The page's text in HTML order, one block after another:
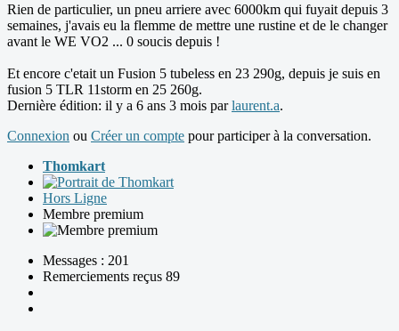
Rien de particulier, un pneu arriere avec 6000km qui fuyait depuis 3
semaines, j'avais eu la flemme de mettre une rustine et de le changer
avant le WE VO2 ... 0 soucis depuis !
Et encore c'etait un Fusion 5 tubeless en 23 290g, depuis je suis en
fusion 5 TLR 11storm en 25 260g.
Dernière édition: il y a 6 ans 3 mois parlaurent.a.
Connexion ou Créer un compte pour participer à la conversation.
Thomkart
Hors Ligne
Membre premium
Messages : 201
Remerciements reçus 89